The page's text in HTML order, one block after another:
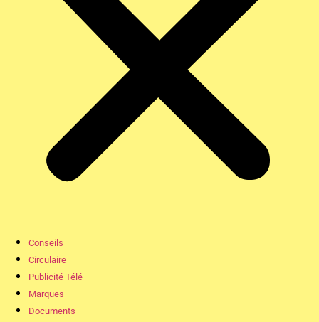
Conseils
Circulaire
Publicité Télé
Marques
Documents